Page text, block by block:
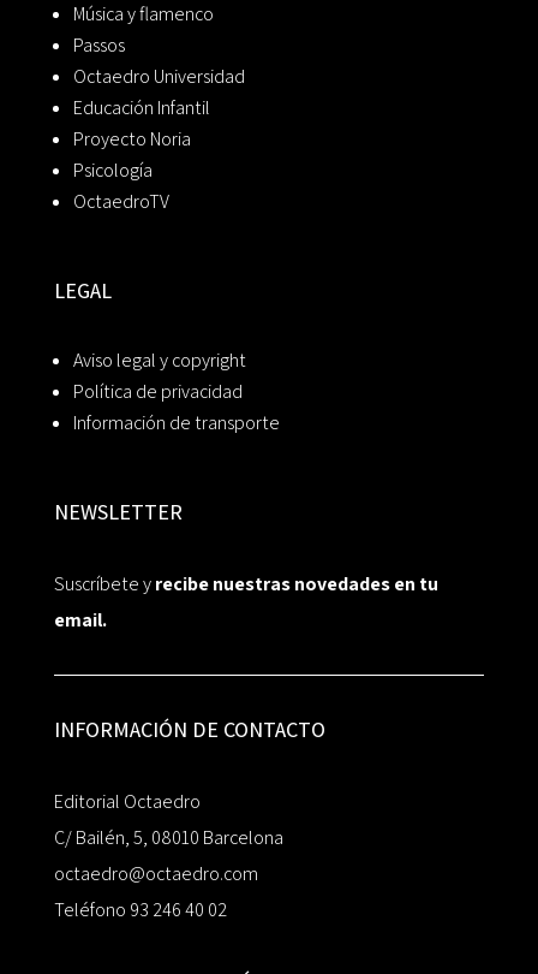
Música y flamenco
Passos
Octaedro Universidad
Educación Infantil
Proyecto Noria
Psicología
OctaedroTV
LEGAL
Aviso legal y copyright
Política de privacidad
Información de transporte
NEWSLETTER
Suscríbete yrecibe nuestras novedades en tu
email.
INFORMACIÓN DE CONTACTO
Editorial Octaedro
C/ Bailén, 5, 08010 Barcelona
octaedro@octaedro.com
Teléfono 93 246 40 02